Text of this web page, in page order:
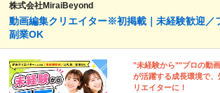
株式会社MiraiBeyond
動画編集クリエイター※初掲載｜未経験歓迎／
副業OK
"未経験から""プロの動
が活躍する成長環境で
リエイターに！